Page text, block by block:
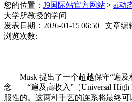
您的位置： J9国际站官方网站 > ai动
大学所教授的学问
发表日期：2026-01-15 06:50 文章
浏览次数:
Musk 提出了一个超越保守“遍及
念——“遍及高收入”（Universal High
服性的。这两种手艺的连系将最终